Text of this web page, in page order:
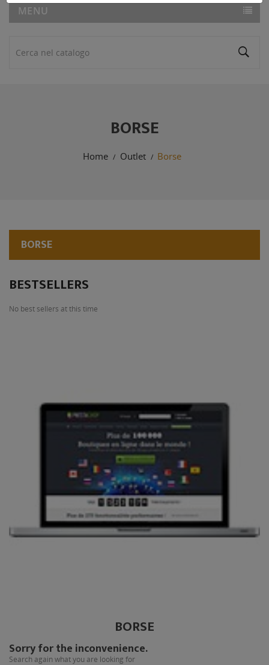
MENU
BORSE
Home Outlet Borse
BORSE
BESTSELLERS
No best sellers at this time
BORSE
Sorry for the inconvenience.
Search again what you are looking for